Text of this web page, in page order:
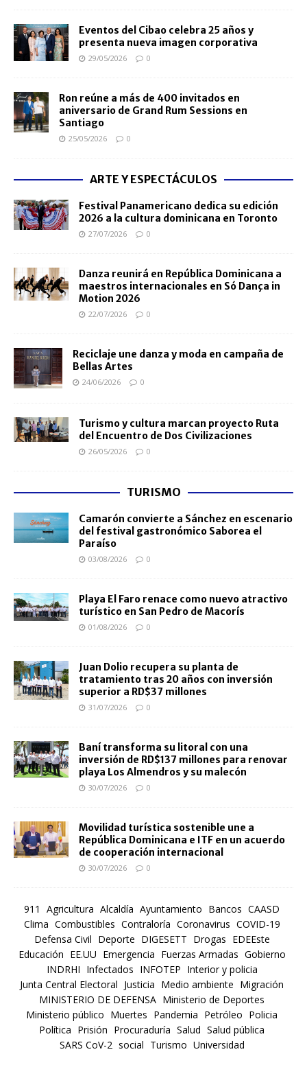
Eventos del Cibao celebra 25 años y
presenta nueva imagen corporativa
29/05/2026 0
Ron reúne a más de 400 invitados en
aniversario de Grand Rum Sessions en
Santiago
25/05/2026 0
ARTE Y ESPECTÁCULOS
Festival Panamericano dedica su edición
2026 a la cultura dominicana en Toronto
27/07/2026 0
Danza reunirá en República Dominicana a
maestros internacionales en Só Dança in
Motion 2026
22/07/2026 0
Reciclaje une danza y moda en campaña de
Bellas Artes
24/06/2026 0
Turismo y cultura marcan proyecto Ruta
del Encuentro de Dos Civilizaciones
26/05/2026 0
TURISMO
Camarón convierte a Sánchez en escenario
del festival gastronómico Saborea el
Paraíso
03/08/2026 0
Playa El Faro renace como nuevo atractivo
turístico en San Pedro de Macorís
01/08/2026 0
Juan Dolio recupera su planta de
tratamiento tras 20 años con inversión
superior a RD$37 millones
31/07/2026 0
Baní transforma su litoral con una
inversión de RD$137 millones para renovar
playa Los Almendros y su malecón
30/07/2026 0
Movilidad turística sostenible une a
República Dominicana e ITF en un acuerdo
de cooperación internacional
30/07/2026 0
911 Agricultura Alcaldía Ayuntamiento Bancos CAASD
Clima Combustibles Contraloría Coronavirus COVID-19
Defensa Civil Deporte DIGESETT Drogas EDEEste
Educación EE.UU Emergencia Fuerzas Armadas Gobierno
INDRHI Infectados INFOTEP Interior y policia
Junta Central Electoral Justicia Medio ambiente Migración
MINISTERIO DE DEFENSA Ministerio de Deportes
Ministerio público Muertes Pandemia Petróleo Policia
Política Prisión Procuraduría Salud Salud pública
SARS CoV-2 social Turismo Universidad